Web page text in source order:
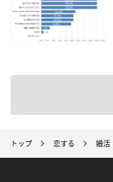
トップ 恋する 婚活